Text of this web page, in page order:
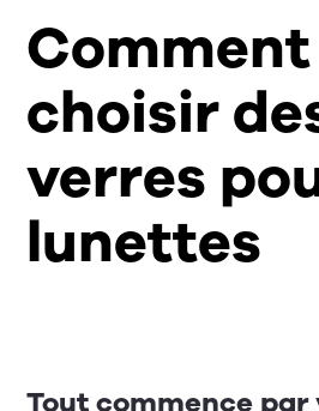
Comment
choisir
verres
lunettes
Tout commence par